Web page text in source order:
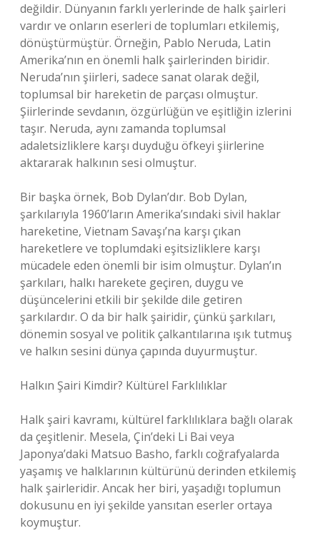
değildir. Dünyanın farklı yerlerinde de halk şairleri
vardır ve onların eserleri de toplumları etkilemiş,
dönüştürmüştür. Örneğin, Pablo Neruda, Latin
Amerika’nın en önemli halk şairlerinden biridir.
Neruda’nın şiirleri, sadece sanat olarak değil,
toplumsal bir hareketin de parçası olmuştur.
Şiirlerinde sevdanın, özgürlüğün ve eşitliğin izlerini
taşır. Neruda, aynı zamanda toplumsal
adaletsizliklere karşı duyduğu öfkeyi şiirlerine
aktararak halkının sesi olmuştur.
Bir başka örnek, Bob Dylan’dır. Bob Dylan,
şarkılarıyla 1960’ların Amerika’sındaki sivil haklar
hareketine, Vietnam Savaşı’na karşı çıkan
hareketlere ve toplumdaki eşitsizliklere karşı
mücadele eden önemli bir isim olmuştur. Dylan’ın
şarkıları, halkı harekete geçiren, duygu ve
düşüncelerini etkili bir şekilde dile getiren
şarkılardır. O da bir halk şairidir, çünkü şarkıları,
dönemin sosyal ve politik çalkantılarına ışık tutmuş
ve halkın sesini dünya çapında duyurmuştur.
Halkın Şairi Kimdir? Kültürel Farklılıklar
Halk şairi kavramı, kültürel farklılıklara bağlı olarak
da çeşitlenir. Mesela, Çin’deki Li Bai veya
Japonya’daki Matsuo Basho, farklı coğrafyalarda
yaşamış ve halklarının kültürünü derinden etkilemiş
halk şairleridir. Ancak her biri, yaşadığı toplumun
dokusunu en iyi şekilde yansıtan eserler ortaya
koymuştur.